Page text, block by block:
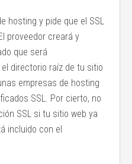
hosting y pide que el SSL
proveedor creará y
que será
directorio raíz de tu sitio
empresas de hosting
SSL. Por cierto, no
SSL si tu sitio web ya
incluido con el